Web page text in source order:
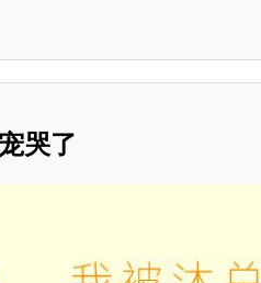
哭了